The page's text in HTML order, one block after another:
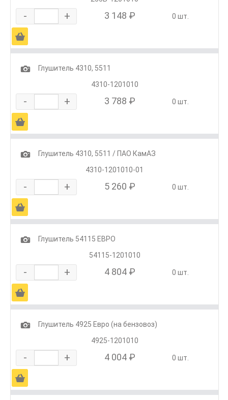
- + 3 148 ₽ 0 шт.
Ä
1
Глушитель 4310, 5511
4310-1201010
- + 3 788 ₽ 0 шт.
Ä
1
Глушитель 4310, 5511 / ПАО КамАЗ
4310-1201010-01
- + 5 260 ₽ 0 шт.
Ä
1
Глушитель 54115 ЕВРО
54115-1201010
- + 4 804 ₽ 0 шт.
Ä
1
Глушитель 4925 Евро (на бензовоз)
4925-1201010
- + 4 004 ₽ 0 шт.
Ä